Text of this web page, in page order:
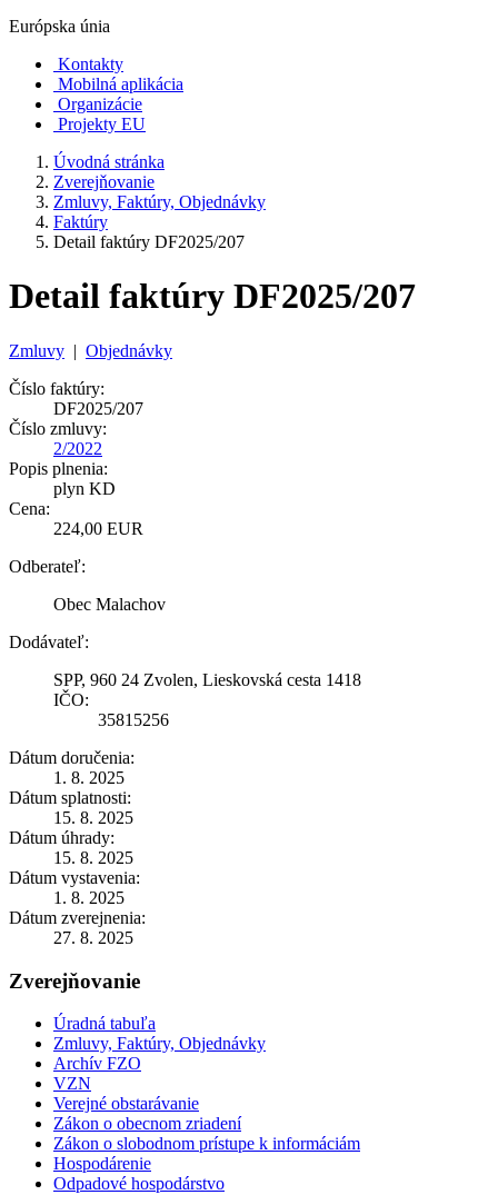
Európska únia
Kontakty
Mobilná aplikácia
Organizácie
Projekty EU
Úvodná stránka
Zverejňovanie
Zmluvy, Faktúry, Objednávky
Faktúry
Detail faktúry DF2025/207
Detail faktúry DF2025/207
Zmluvy | Objednávky
Číslo faktúry:
DF2025/207
Číslo zmluvy:
2/2022
Popis plnenia:
plyn KD
Cena:
224,00 EUR
Odberateľ:
Obec Malachov
Dodávateľ:
SPP, 960 24 Zvolen, Lieskovská cesta 1418
IČO:
35815256
Dátum doručenia:
1. 8. 2025
Dátum splatnosti:
15. 8. 2025
Dátum úhrady:
15. 8. 2025
Dátum vystavenia:
1. 8. 2025
Dátum zverejnenia:
27. 8. 2025
Zverejňovanie
Úradná tabuľa
Zmluvy, Faktúry, Objednávky
Archív FZO
VZN
Verejné obstarávanie
Zákon o obecnom zriadení
Zákon o slobodnom prístupe k informáciám
Hospodárenie
Odpadové hospodárstvo